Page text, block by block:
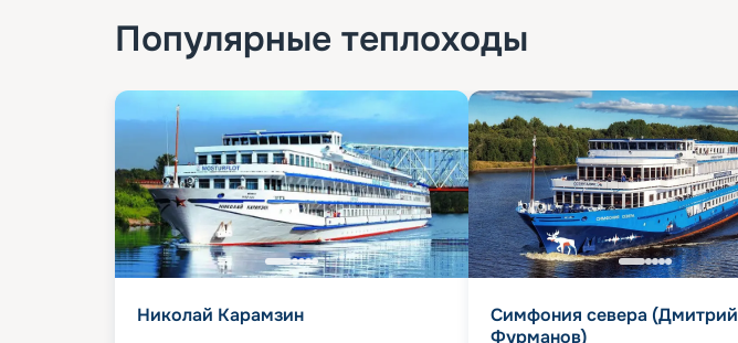
Популярные теплоходы
Николай Карамзин
Симфония севера (Дмитрий
Фурманов)